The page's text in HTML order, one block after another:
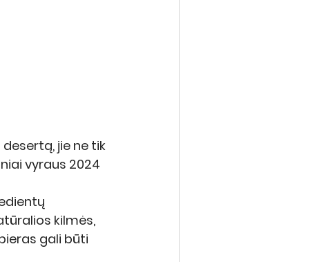
jie ne tik
vyraus 2024
kilmės,
gali būti